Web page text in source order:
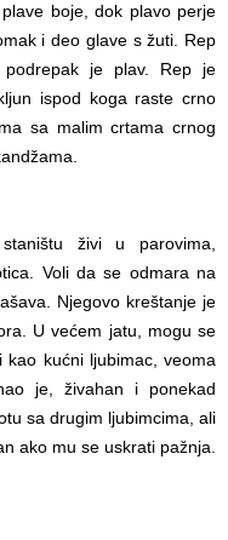
boje, dok plavo perje
i deo glave s žuti. Rep
je plav. Rep je
ispod koga raste crno
sa malim crtama crnog
živi u parovima,
Voli da se odmara na
Njegovo kreštanje je
U većem jatu, mogu se
kućni ljubimac, veoma
je, živahan i ponekad
sa drugim ljubimcima, ali
ako mu se uskrati pažnja.